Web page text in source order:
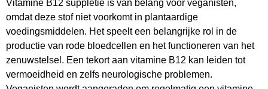
Vitamine B12 suppletie is van belang voor veganisten,
omdat deze stof niet voorkomt in plantaardige
voedingsmiddelen. Het speelt een belangrijke rol in de
productie van rode bloedcellen en het functioneren van het
zenuwstelsel. Een tekort aan vitamine B12 kan leiden tot
vermoeidheid en zelfs neurologische problemen.